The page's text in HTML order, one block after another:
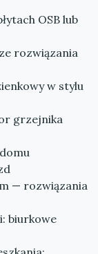
OSB lub
rozwiązania
w stylu
grzejnika
— rozwiązania
biurkowe